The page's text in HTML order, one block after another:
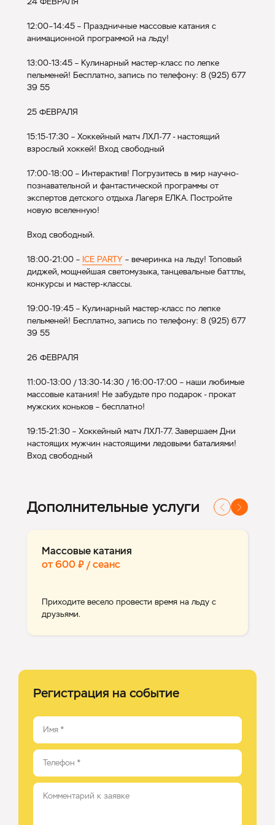
12:00–14:45 – Праздничные массовые катания с
анимационной программой на льду!
13:00-13:45 – Кулинарный мастер-класс по лепке
пельменей! Бесплатно, запись по телефону: 8 (925) 677
39 55
25 ФЕВРАЛЯ
15:15-17:30 – Хоккейный матч ЛХЛ-77 - настоящий
взрослый хоккей! Вход свободный
17:00-18:00 – Интерактив! Погрузитесь в мир научно-
познавательной и фантастической программы от
экспертов детского отдыха Лагеря ЕЛКА. Постройте
новую вселенную!
Вход свободный.
18:00-21:00 – ICE PARTY – вечеринка на льду! Топовый
диджей, мощнейшая светомузыка, танцевальные баттлы,
конкурсы и мастер-классы.
19:00-19:45 – Кулинарный мастер-класс по лепке
пельменей! Бесплатно, запись по телефону: 8 (925) 677
39 55
26 ФЕВРАЛЯ
11:00-13:00 / 13:30-14:30 / 16:00-17:00 – наши любимые
массовые катания! Не забудьте про подарок - прокат
мужских коньков – бесплатно!
19:15-21:30 – Хоккейный матч ЛХЛ-77. Завершаем Дни
настоящих мужчин настоящими ледовыми баталиями!
Вход свободный
Дополнительные услуги
Массовые катания
от 600 ₽ / сеанс
Приходите весело провести время на льду с
друзьями.
Регистрация на событие
Имя *
Телефон *
Комментарий к заявке